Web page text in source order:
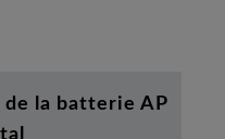
la batterie AP